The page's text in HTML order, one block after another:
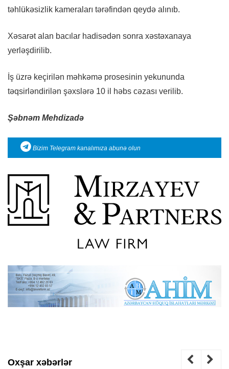
təhlükəsizlik kameraları tərəfindən qeydə alınıb.
Xəsarət alan bacılar hadisədən sonra xəstəxanaya
yerləşdirilib.
İş üzrə keçirilən məhkəmə prosesinin yekununda
təqsirləndirilən şəxslərə 10 il həbs cəzası verilib.
Şəbnəm Mehdizadə
Bizim Telegram kanalımıza abunə olun
Oxşar xəbərlər